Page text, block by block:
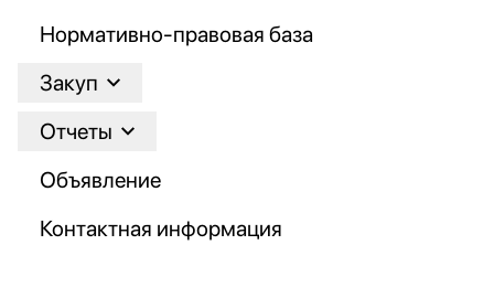
Нормативно-правовая база
Закуп
Отчеты
Объявление
Контактная информация